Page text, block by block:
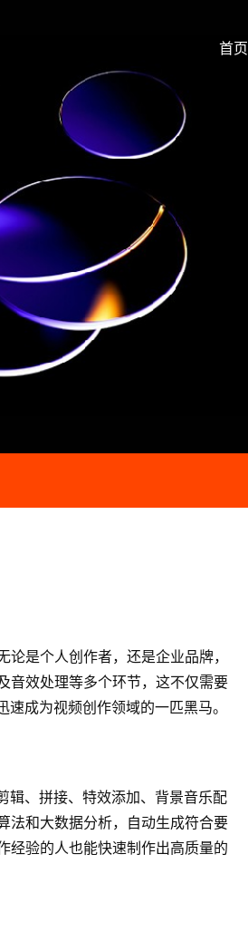
首页
是个人创作者，还是企业品牌，
音效处理等多个环节，这不仅需要
成为视频创作领域的一匹黑马。
辑、拼接、特效添加、背景音乐配
法和大数据分析，自动生成符合要
经验的人也能快速制作出高质量的